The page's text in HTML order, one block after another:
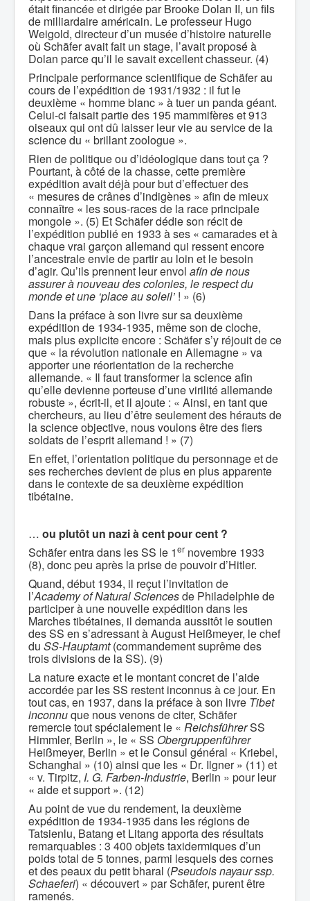
était financée et dirigée par Brooke Dolan II, un fils
de milliardaire américain. Le professeur Hugo
Weigold, directeur d’un musée d’histoire naturelle
où Schäfer avait fait un stage, l’avait proposé à
Dolan parce qu’il le savait excellent chasseur. (4)
Principale performance scientifique de Schäfer au
cours de l’expédition de 1931/1932 : il fut le
deuxième « homme blanc » à tuer un panda géant.
Celui-ci faisait partie des 195 mammifères et 913
oiseaux qui ont dû laisser leur vie au service de la
science du « brillant zoologue ».
Rien de politique ou d’idéologique dans tout ça ?
Pourtant, à côté de la chasse, cette première
expédition avait déjà pour but d’effectuer des
« mesures de crânes d’indigènes » afin de mieux
connaître « les sous-races de la race principale
mongole ». (5) Et Schäfer dédie son récit de
l’expédition publié en 1933 à ses « camarades et à
chaque vrai garçon allemand qui ressent encore
l’ancestrale envie de partir au loin et le besoin
d’agir. Qu’ils prennent leur envol afin de nous
assurer à nouveau des colonies, le respect du
monde et une ‘place au soleil’ ! » (6)
Dans la préface à son livre sur sa deuxième
expédition de 1934-1935, même son de cloche,
mais plus explicite encore : Schäfer s’y réjouit de ce
que « la révolution nationale en Allemagne » va
apporter une réorientation de la recherche
allemande. « Il faut transformer la science afin
qu’elle devienne porteuse d’une virilité allemande
robuste », écrit-il, et il ajoute : « Ainsi, en tant que
chercheurs, au lieu d’être seulement des hérauts de
la science objective, nous voulons être des fiers
soldats de l’esprit allemand ! » (7)
En effet, l’orientation politique du personnage et de
ses recherches devient de plus en plus apparente
dans le contexte de sa deuxième expédition
tibétaine.
… ou plutôt un nazi à cent pour cent ?
Schäfer entra dans les SS le 1er novembre 1933
(8), donc peu après la prise de pouvoir d’Hitler.
Quand, début 1934, il reçut l’invitation de
l’Academy of Natural Sciencesde Philadelphie de
participer à une nouvelle expédition dans les
Marches tibétaines, il demanda aussitôt le soutien
des SS en s’adressant à August Heißmeyer, le chef
du SS-Hauptamt(commandement suprême des
trois divisions de la SS). (9)
La nature exacte et le montant concret de l’aide
accordée par les SS restent inconnus à ce jour. En
tout cas, en 1937, dans la préface à son livre Tibet
inconnuque nous venons de citer, Schäfer
remercie tout spécialement le « ReichsführerSS
Himmler, Berlin », le « SS Obergruppenführer
Heißmeyer, Berlin » et le Consul général « Kriebel,
Schanghai » (10) ainsi que les « Dr. Ilgner » (11) et
« v. Tirpitz, I. G. Farben-Industrie, Berlin » pour leur
« aide et support ». (12)
Au point de vue du rendement, la deuxième
expédition de 1934-1935 dans les régions de
Tatsienlu, Batang et Litang apporta des résultats
remarquables : 3 400 objets taxidermiques d’un
poids total de 5 tonnes, parmi lesquels des cornes
et des peaux du petit bharal (Pseudois nayaur ssp.
Schaeferi) « découvert » par Schäfer, purent être
ramenés.